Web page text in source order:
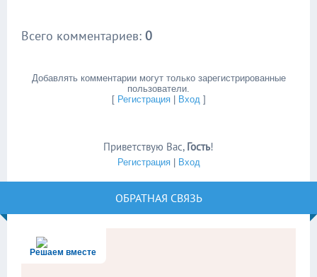
Всего комментариев: 0
Добавлять комментарии могут только зарегистрированные
пользователи.
[ Регистрация| Вход]
Приветствую Вас, Гость!
Регистрация| Вход
ОБРАТНАЯ СВЯЗЬ
Решаем вместе